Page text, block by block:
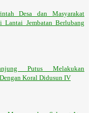
Desa dan Masyarakat
Lantai Jembatan Berlubang
Putus Melakukan
Koral Didusun IV